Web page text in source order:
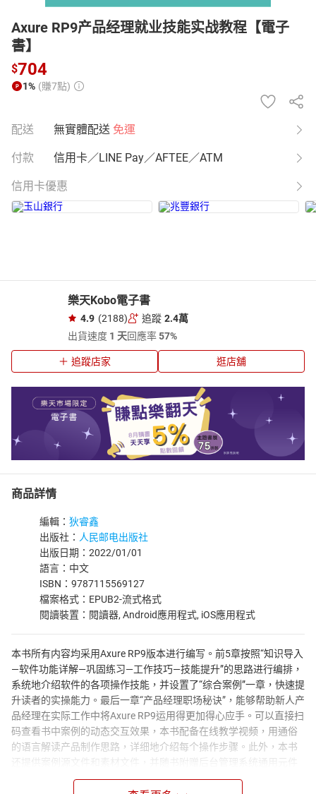
Axure RP9产品经理就业技能实战教程【電子
書】
$704
1% (賺7點)
配送 無實體配送 免運
付款 信用卡／LINE Pay／AFTEE／ATM
信用卡優惠
樂天Kobo電子書
4.9 (2188) 追蹤 2.4萬
出貨速度 1 天回應率57%
追蹤店家 逛店舖
商品詳情
編輯： 狄睿鑫
出版社： 人民邮电出版社
出版日期：2022/01/01
語言：中文
ISBN：9787115569127
檔案格式：EPUB2-流式格式
閱讀裝置：閱讀器, Android應用程式, iOS應用程式
本书所有内容均采用Axure RP9版本进行编写。前5章按照“知识导入
—软件功能详解—巩固练习—工作技巧—技能提升”的思路进行编排，
系统地介绍软件的各项操作技能，并设置了“综合案例”一章，快速提
升读者的实操能力。最后一章“产品经理职场秘诀”，能够帮助新人产
品经理在实际工作中将Axure RP9运用得更加得心应手。可以直接扫
码查看书中案例的动态交互效果，本书配备在线教学视频，用通俗
的语言解读产品制作思路，详细地介绍每个操作步骤。此外，本书
还提供案例源文件和素材文件，并随书附赠后台管理系统通用元件
库和移动端元件库，方便读者学习模仿，并应用到实际工作中，以